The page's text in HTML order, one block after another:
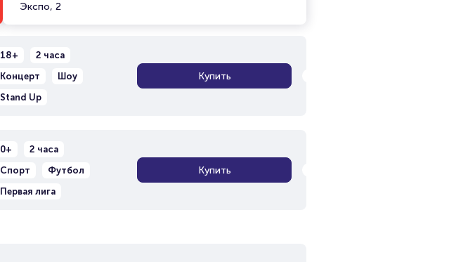
Экспо, 2
18+
2 часа
Концерт
Шоу
Stand Up
Купить
0+
2 часа
Спорт
Футбол
Первая лига
Купить